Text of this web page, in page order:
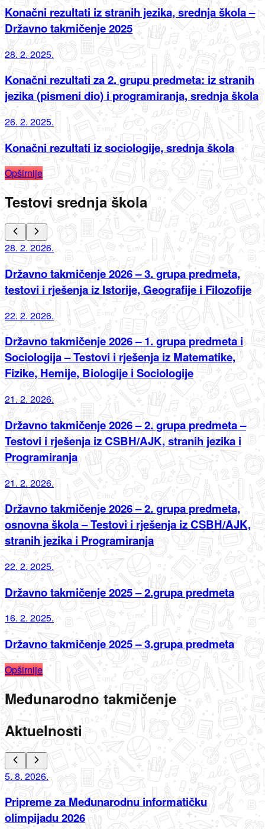
Konačni rezultati iz stranih jezika, srednja škola –
Državno takmičenje 2025
28. 2. 2025.
Konačni rezultati za 2. grupu predmeta: iz stranih
jezika (pismeni dio) i programiranja, srednja škola
26. 2. 2025.
Konačni rezultati iz sociologije, srednja škola
Opširnije
Testovi srednja škola
28. 2. 2026.
Državno takmičenje 2026 – 3. grupa predmeta,
testovi i rješenja iz Istorije, Geografije i Filozofije
22. 2. 2026.
Državno takmičenje 2026 – 1. grupa predmeta i
Sociologija – Testovi i rješenja iz Matematike,
Fizike, Hemije, Biologije i Sociologije
21. 2. 2026.
Državno takmičenje 2026 – 2. grupa predmeta –
Testovi i rješenja iz CSBH/AJK, stranih jezika i
Programiranja
21. 2. 2026.
Državno takmičenje 2026 – 2. grupa predmeta,
osnovna škola – Testovi i rješenja iz CSBH/AJK,
stranih jezika i Programiranja
22. 2. 2025.
Državno takmičenje 2025 – 2.grupa predmeta
16. 2. 2025.
Državno takmičenje 2025 – 3.grupa predmeta
Opširnije
Međunarodno takmičenje
Aktuelnosti
5. 8. 2026.
Pripreme za Međunarodnu informatičku
olimpijadu 2026